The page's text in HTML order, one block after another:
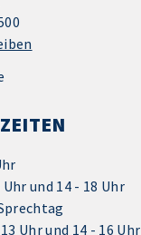
und 14 - 18 Uhr
Uhr und 14 - 16 Uhr